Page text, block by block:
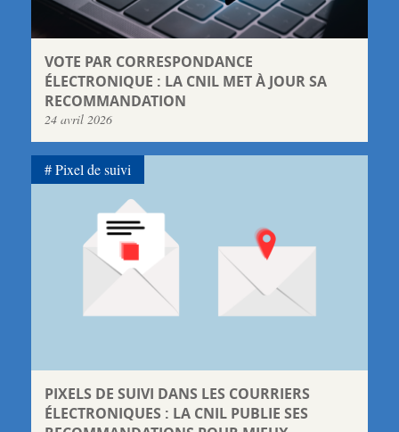
VOTE PAR CORRESPONDANCE
ÉLECTRONIQUE : LA CNIL MET À JOUR SA
RECOMMANDATION
24 avril 2026
PIXELS DE SUIVI DANS LES COURRIERS
ÉLECTRONIQUES : LA CNIL PUBLIE SES
Pixel de suivi